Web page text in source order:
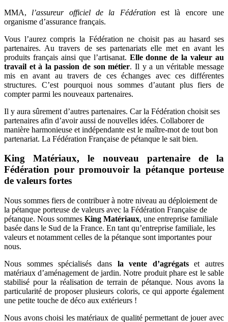
MMA, l’assureur officiel de la Fédérationest là encore une
organisme d’assurance français.
Vous l’aurez compris la Fédération ne choisit pas au hasard ses
partenaires. Au travers de ses partenariats elle met en avant les
produits français ainsi que l’artisanat. Elle donne de la valeur au
travail et à la passion de son métier. Il y a un véritable message
mis en avant au travers de ces échanges avec ces différentes
structures. C’est pourquoi nous sommes d’autant plus fiers de
compter parmi les nouveaux partenaires.
Il y aura sûrement d’autres partenaires. Car la Fédération choisit ses
partenaires afin d’avoir aussi de nouvelles idées. Collaborer de
manière harmonieuse et indépendante est le maître-mot de tout bon
partenariat. La Fédération Française de pétanque le sait bien.
King Matériaux, le nouveau partenaire de la
Fédération pour promouvoir la pétanque porteuse
de valeurs fortes
Nous sommes fiers de contribuer à notre niveau au déploiement de
la pétanque porteuse de valeurs avec la Fédération Française de
pétanque. Nous sommes King Matériaux, une entreprise familiale
basée dans le Sud de la France. En tant qu’entreprise familiale, les
valeurs et notamment celles de la pétanque sont importantes pour
nous.
Nous sommes spécialisés dansla vente d’agrégatset autres
matériaux d’aménagement de jardin. Notre produit phare est le sable
stabilisé pour la réalisation de terrain de pétanque. Nous avons la
particularité de proposer plusieurs coloris, ce qui apporte également
une petite touche de déco aux extérieurs !
Nous avons choisi les matériaux de qualité permettant de jouer avec